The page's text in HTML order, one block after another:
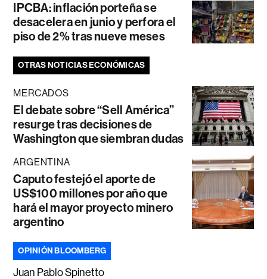
IPCBA: inflación porteña se
desacelera en junio y perfora el
piso de 2% tras nueve meses
OTRAS NOTICIAS ECONÓMICAS
MERCADOS
El debate sobre “Sell América”
resurge tras decisiones de
Washington que siembran dudas
ARGENTINA
Caputo festejó el aporte de
US$100 millones por año que
hará el mayor proyecto minero
argentino
OPINIÓN BLOOMBERG
Juan Pablo Spinetto